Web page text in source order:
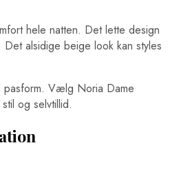
hele natten. Det lette design
alsidige beige look kan styles
pasform. Vælg Noria Dame
og selvtillid.